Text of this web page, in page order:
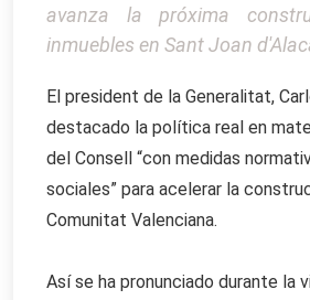
avanza la próxima
inmuebles en Sant Joan
El president de la Generalitat,
destacado la política real en
del Consell “con medidas
sociales” para acelerar la
Comunitat Valenciana.
Así se ha pronunciado durante la